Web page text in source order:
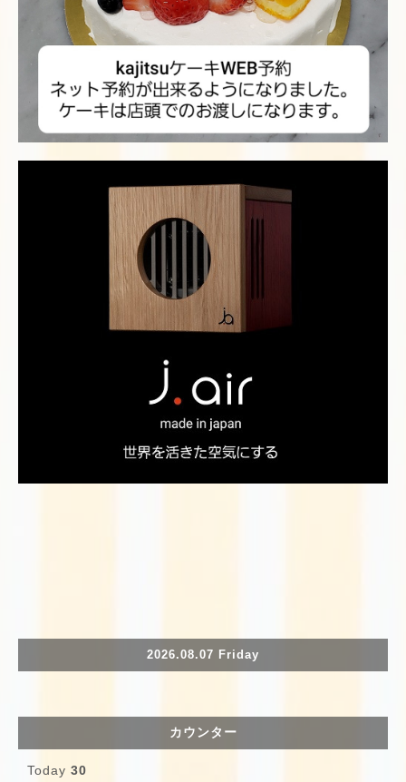
2026.08.07 Friday
カウンター
Today 30